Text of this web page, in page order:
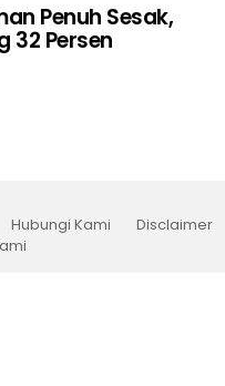
Penuh Sesak,
32 Persen
Hubungi Kami
Disclaimer